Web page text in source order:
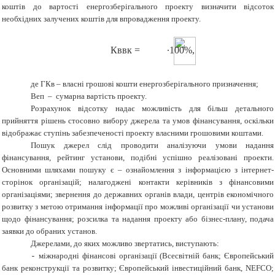
коштів до вартості енергозберігального проекту визначити відсоток
необхідних залучених коштів для впровадження проекту.
Кввк = ∙100%,
де ГКв – власні грошові кошти енергозберігального призначення;
Веп – сумарна вартість проекту.
Розрахунок відсотку надає можливість для більш детального
прийняття рішень стосовно вибору джерела та умов фінансування, оскільки
відображає ступінь забезпеченості проекту власними грошовими коштами.
Пошук джерел слід проводити аналізуючи умови надання
фінансування, рейтинг установи, подібні успішно реалізовані проекти.
Основними шляхами пошуку є – ознайомлення з інформацією з інтернет-
сторінок організацій; налагоджені контакти керівників з фінансовими
організаціями; звернення до державних органів влади, центрів економічного
розвитку з метою отримання інформації про можливі організації чи установи
щодо фінансування; розсилка та надання проекту або бізнес-плану, подача
заявки до обраних установ.
Джерелами, до яких можливо звертатись, виступають:
- міжнародні фінансові організації (Всесвітній банк;Європейський
банк реконструкції та розвитку; Європейський інвестиційний банк, NEFCO;